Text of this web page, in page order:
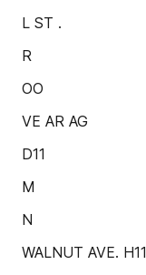
L ST .
R
OO
VE AR AG
D11
M
N
WALNUT AVE. H11